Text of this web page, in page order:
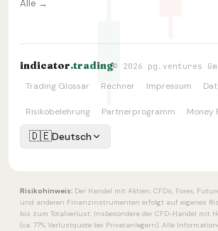
Alle →
indicator.trading© 2026 pg.ventures
Trading Glossar Rechner Impressum
Risikobelehrung Partnerprogramm Money
🇩🇪Deutsch
Risikohinweis: Der Handel mit Aktien, CFDs, Forex,
und anderen Finanzinstrumenten erfolgt auf eigenes
bis zum Totalverlust. Insbesondere der CFD-Handel mit
(ca. 77% Verlustquote bei Privatanlegern). Alle